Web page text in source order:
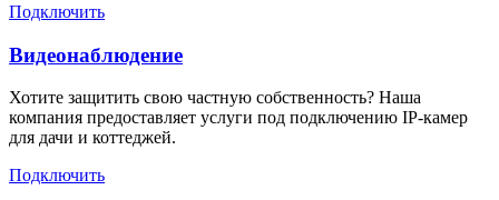
Подключить
Видеонаблюдение
Хотите защитить свою частную собственность? Наша
компания предоставляет услуги под подключению IP-камер
для дачи и коттеджей.
Подключить